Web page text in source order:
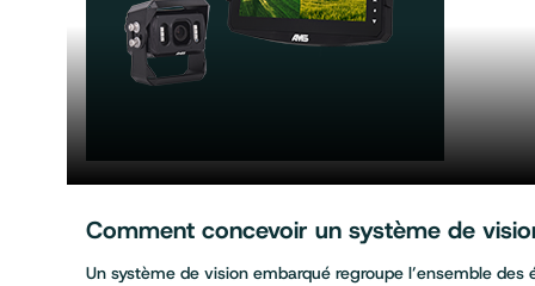
Comment concevoir un système de
Un système de vision embarqué regroupe l’ensemble